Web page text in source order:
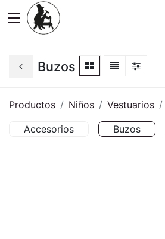
Buzos
Productos Niños Vestuarios
Accesorios Buzos